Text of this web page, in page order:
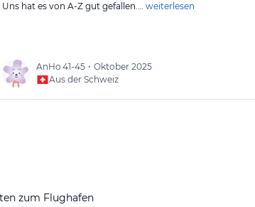
Uns hat es von A-Z gut gefallen.… weiterlesen
AnHo 41-45 • Oktober 2025
Aus der Schweiz
zum Flughafen